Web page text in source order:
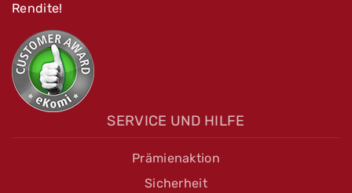
Rendite!
SERVICE UND HILFE
Prämienaktion
Sicherheit